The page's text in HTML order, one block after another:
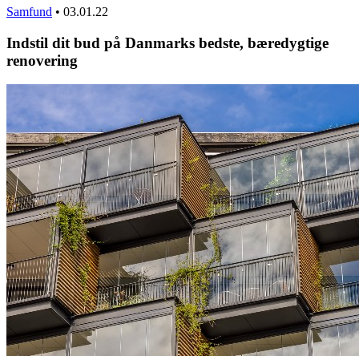
Samfund • 03.01.22
Indstil dit bud på Danmarks bedste, bæredygtige
renovering